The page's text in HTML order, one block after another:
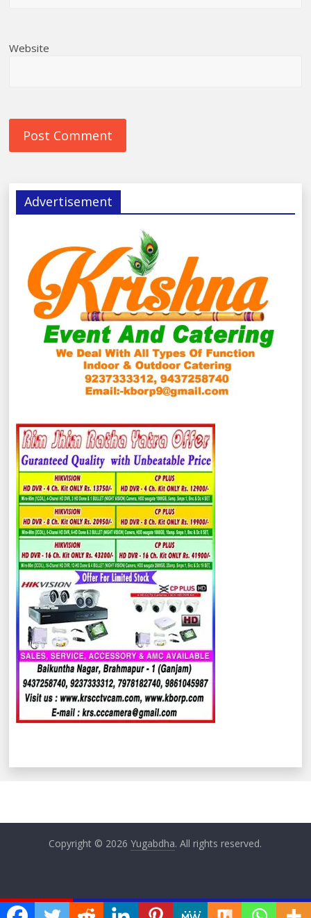
Website
Advertisement
Copyright © 2026Yugabdha. All rights reserved.
ଏବେ ଏବେଅନୁଦାନ ପ୍ରାପ୍ତ ଶିକ୍ଷକଙ୍କ ଦାବି ପୂରଣରେ ଟାଳ ଟୁଳ